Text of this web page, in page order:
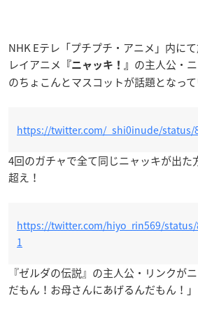
NHK Eテレ「プチプチ・アニメ」内に
レイアニメ
『ニャッキ！』 の主人公・
のちょこんとマスコットが話題となって
https://twitter.com/_shi0inude/status/
4回のガチャで全て同じニャッキが出た
超え！
https://twitter.com/hiyo_rin569/status/
1
『ゼルダの伝説』の主人公・リンクが
だもん！お母さんにあげるんだもん！